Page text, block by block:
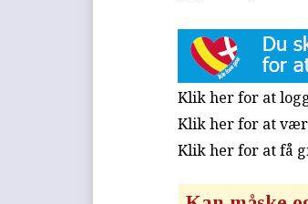
Klik her for at
Klik her for at
Klik her for at få